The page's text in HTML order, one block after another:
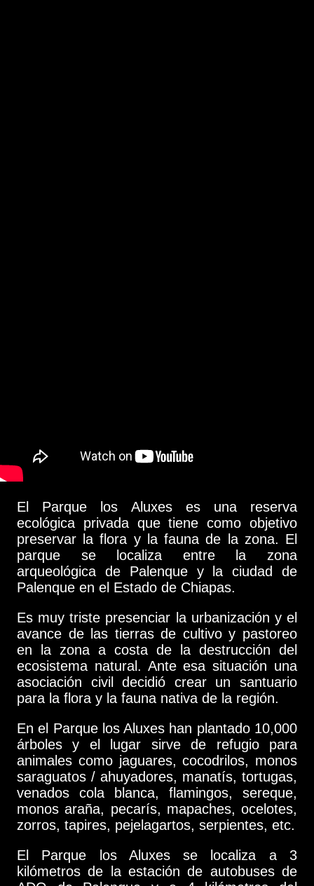
El Parque los Aluxes es una reserva
ecológica privada que tiene como objetivo
preservar la flora y la fauna de la zona. El
parque se localiza entre la zona
arqueológica de Palenque y la ciudad de
Palenque en el Estado de Chiapas.
Es muy triste presenciar la urbanización y el
avance de las tierras de cultivo y pastoreo
en la zona a costa de la destrucción del
ecosistema natural. Ante esa situación una
asociación civil decidió crear un santuario
para la flora y la fauna nativa de la región.
En el Parque los Aluxes han plantado 10,000
árboles y el lugar sirve de refugio para
animales como jaguares, cocodrilos, monos
saraguatos / ahuyadores, manatís, tortugas,
venados cola blanca, flamingos, sereque,
monos araña, pecarís, mapaches, ocelotes,
zorros, tapires, pejelagartos, serpientes, etc.
El Parque los Aluxes se localiza a 3
kilómetros de la estación de autobuses de